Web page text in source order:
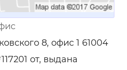
8, офис 1 61004
от, выдана